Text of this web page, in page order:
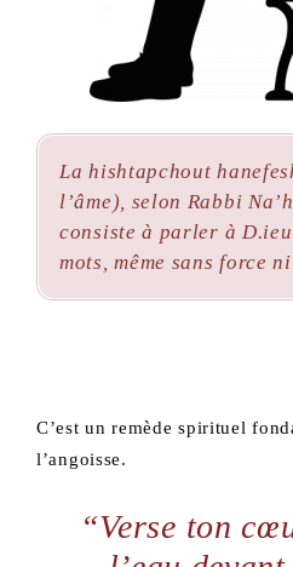
Lahishtapchout
l’âme), selon Rabbi
consiste à parler à
mots, même sans force
C’est un remède spirituel
l’angoisse.
“Verse ton cœur comme de